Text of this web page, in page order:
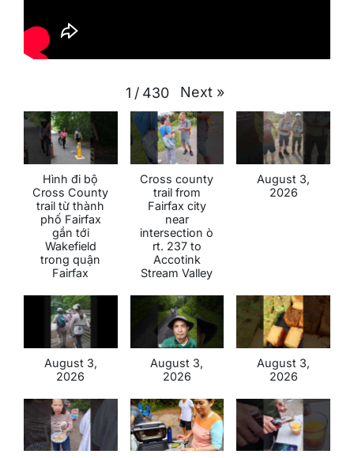
1 / 430 Next »
Hình đi bộ
Cross County
trail từ thành
phố Fairfax
gần tới
Wakefield
trong quận
Fairfax
Cross county
trail from
Fairfax city
near
intersection ò
rt. 237 to
Accotink
Stream Valley
August 3,
2026
August 3,
2026
August 3,
2026
August 3,
2026